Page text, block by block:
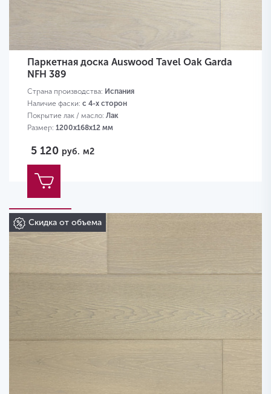
Паркетная доска Auswood Tavel Oak Garda
NFH 389
Страна производства: Испания
Наличие фаски: с 4-х сторон
Покрытие лак / масло: Лак
Размер: 1200х168х12 мм
5 120 руб. м2
Скидка от объема